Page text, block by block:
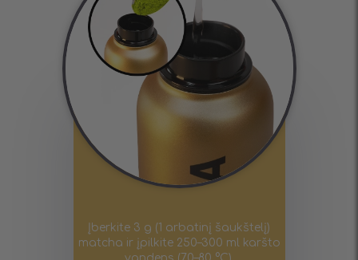
Įberkite 3 g (1 arbatinį šaukštelį)
matcha ir įpilkite 250–300 ml karšto